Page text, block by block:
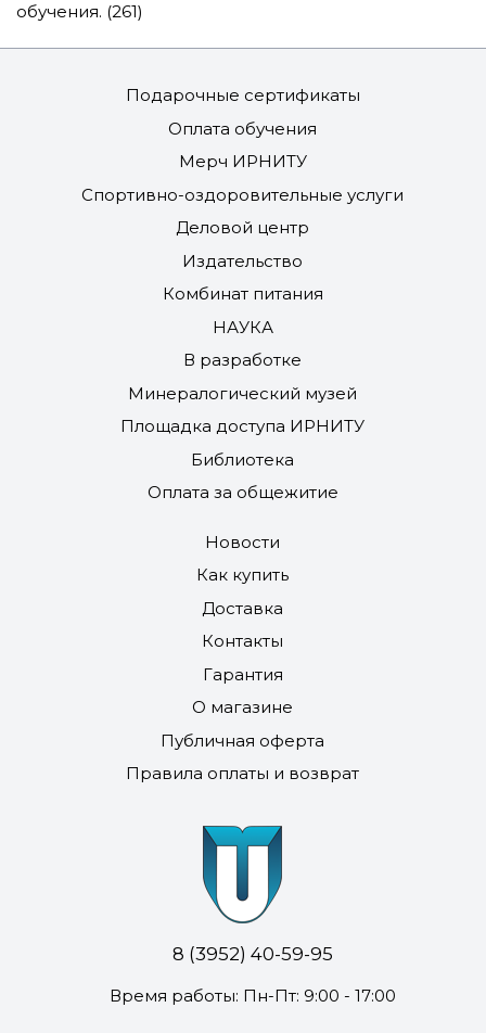
обучения. (261)
Подарочные сертификаты
Оплата обучения
Мерч ИРНИТУ
Спортивно-оздоровительные услуги
Деловой центр
Издательство
Комбинат питания
НАУКА
В разработке
Минералогический музей
Площадка доступа ИРНИТУ
Библиотека
Оплата за общежитие
Новости
Как купить
Доставка
Контакты
Гарантия
О магазине
Публичная оферта
Правила оплаты и возврат
8 (3952) 40-59-95
Время работы: Пн-Пт: 9:00 - 17:00